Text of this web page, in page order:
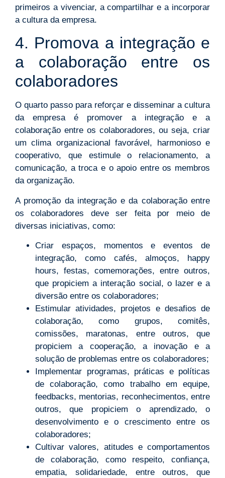
primeiros a vivenciar, a compartilhar e a incorporar
a cultura da empresa.
4. Promova a integração e
a colaboração entre os
colaboradores
O quarto passo para reforçar e disseminar a cultura
da empresa é promover a integração e a
colaboração entre os colaboradores, ou seja, criar
um clima organizacional favorável, harmonioso e
cooperativo, que estimule o relacionamento, a
comunicação, a troca e o apoio entre os membros
da organização.
A promoção da integração e da colaboração entre
os colaboradores deve ser feita por meio de
diversas iniciativas, como:
Criar espaços, momentos e eventos de
integração, como cafés, almoços, happy
hours, festas, comemorações, entre outros,
que propiciem a interação social, o lazer e a
diversão entre os colaboradores;
Estimular atividades, projetos e desafios de
colaboração, como grupos, comitês,
comissões, maratonas, entre outros, que
propiciem a cooperação, a inovação e a
solução de problemas entre os colaboradores;
Implementar programas, práticas e políticas
de colaboração, como trabalho em equipe,
feedbacks, mentorias, reconhecimentos, entre
outros, que propiciem o aprendizado, o
desenvolvimento e o crescimento entre os
colaboradores;
Cultivar valores, atitudes e comportamentos
de colaboração, como respeito, confiança,
empatia, solidariedade, entre outros, que